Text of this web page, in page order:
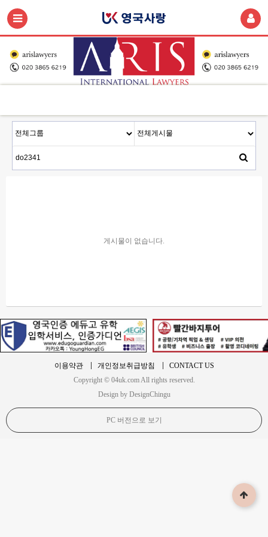
게시물이 없습니다.
이용약관 개인정보취급방침
CONTACT US
Copyright © 04uk.com All rights reserved.
Design by DesignChingu
PC 버전으로 보기